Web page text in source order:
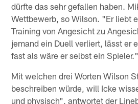
dürfte das sehr gefallen haben.
Wettbewerb, so Wilson. "Er liebt
Training von Angesicht zu
jemand ein Duell verliert, lässt er
fast als wäre er selbst ein Spieler."
Mit welchen drei Worten Wilson
beschreiben würde, will Icke
und physisch", antwortet der